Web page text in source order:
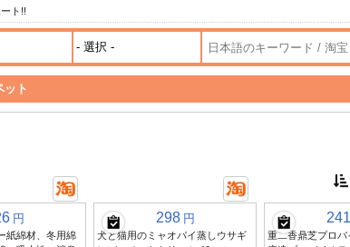
ト!!
ット
円
紙綿材、冬用綿
298 円
犬と猫用のミャオパイ蒸しウサギ
241
重二香鼎芝プロバ